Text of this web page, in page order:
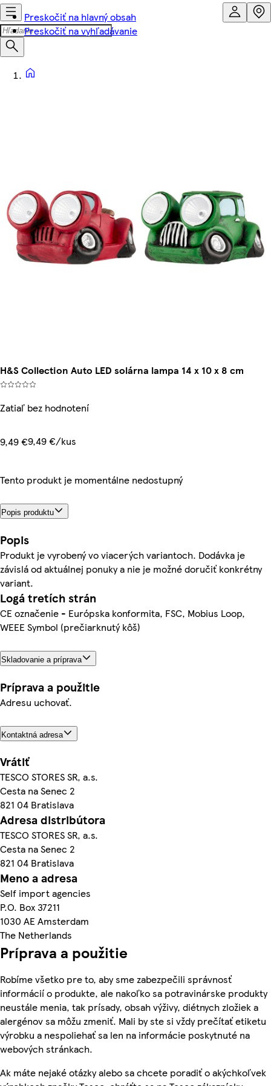
Preskočiť na hlavný obsah
Preskočiť na vyhľadávanie
H&S Collection Auto LED solárna lampa 14 x 10 x 8 cm
Zatiaľ bez hodnotení
9,49 €9,49 €/kus
Tento produkt je momentálne nedostupný
Popis produktu
Popis
Produkt je vyrobený vo viacerých variantoch. Dodávka je
závislá od aktuálnej ponuky a nie je možné doručiť konkrétny
variant.
Logá tretích strán
CE označenie - Európska konformita, FSC, Mobius Loop,
WEEE Symbol (prečiarknutý kôš)
Skladovanie a príprava
Príprava a použitie
Adresu uchovať.
Kontaktná adresa
Vrátiť
TESCO STORES SR, a.s.
Cesta na Senec 2
821 04 Bratislava
Adresa distribútora
TESCO STORES SR, a.s.
Cesta na Senec 2
821 04 Bratislava
Meno a adresa
Self import agencies
P.O. Box 37211
1030 AE Amsterdam
The Netherlands
Príprava a použitie
Robíme všetko pre to, aby sme zabezpečili správnosť
informácií o produkte, ale nakoľko sa potravinárske produkty
neustále menia, tak prísady, obsah výživy, diétnych zložiek a
alergénov sa môžu zmeniť. Mali by ste si vždy prečítať etiketu
výrobku a nespoliehať sa len na informácie poskytnuté na
webových stránkach.
Ak máte nejaké otázky alebo sa chcete poradiť o akýchkoľvek